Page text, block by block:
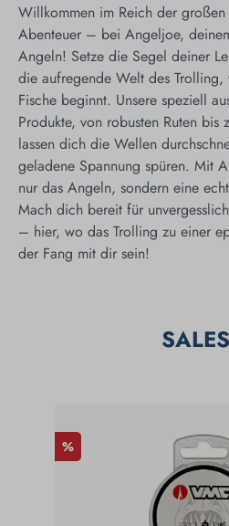
Willkommen im Reich der großen
Abenteuer – bei Angeljoe,
Angeln! Setze die Segel deiner
die aufregende Welt des
Fische beginnt. Unsere speziell
Produkte, von robusten Ruten bis
lassen dich die Wellen
geladene Spannung spüren. Mit
nur das Angeln, sondern eine
Mach dich bereit für
– hier, wo das Trolling zu einer
der Fang mit dir sein!
SALES
%